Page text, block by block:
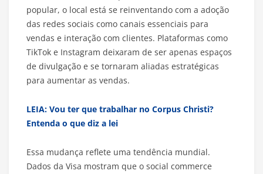
popular, o local está se reinventando com a adoção
das redes sociais como canais essenciais para
vendas e interação com clientes. Plataformas como
TikTok e Instagram deixaram de ser apenas espaços
de divulgação e se tornaram aliadas estratégicas
para aumentar as vendas.
LEIA: Vou ter que trabalhar no Corpus Christi?
Entenda o que diz a lei
Essa mudança reflete uma tendência mundial.
Dados da Visa mostram que o social commerce